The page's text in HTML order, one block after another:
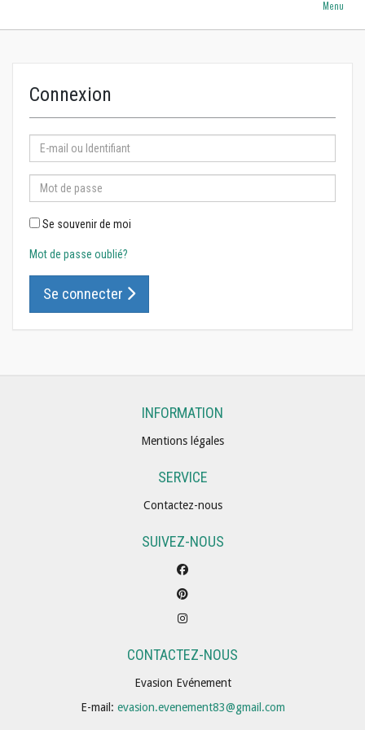
Menu
Connexion
Se souvenir de moi
Mot de passe oublié?
Se connecter
INFORMATION
Mentions légales
SERVICE
Contactez-nous
SUIVEZ-NOUS
CONTACTEZ-NOUS
Evasion Evénement
E-mail: evasion.evenement83@gmail.com